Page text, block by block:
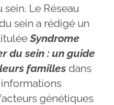
Le Réseau
sein a rédigé un
Syndrome
du sein : un guide
famillesdans
génétiques